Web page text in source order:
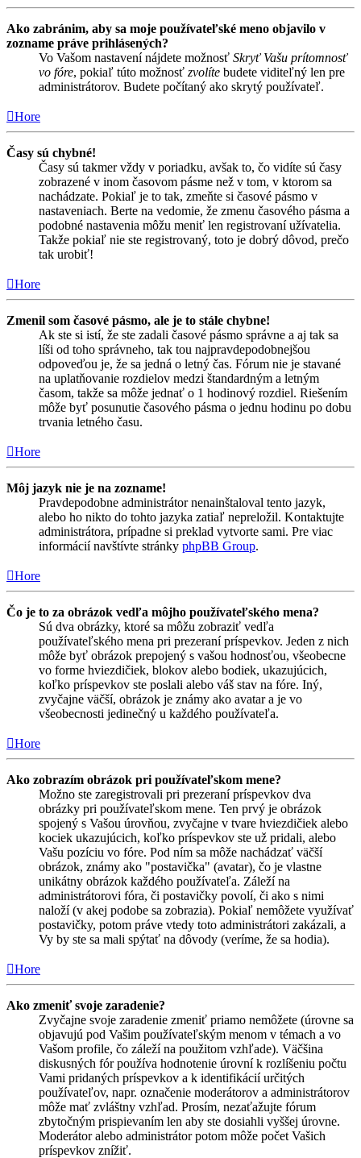
Ako zabránim, aby sa moje používateľské meno objavilo v
zozname práve prihlásených?
Vo Vašom nastavení nájdete možnosť Skryť Vašu prítomnosť
vo fóre, pokiaľ túto možnosť zvolíte budete viditeľný len pre
administrátorov. Budete počítaný ako skrytý používateľ.
Hore
Časy sú chybné!
Časy sú takmer vždy v poriadku, avšak to, čo vidíte sú časy
zobrazené v inom časovom pásme než v tom, v ktorom sa
nachádzate. Pokiaľ je to tak, zmeňte si časové pásmo v
nastaveniach. Berte na vedomie, že zmenu časového pásma a
podobné nastavenia môžu meniť len registrovaní užívatelia.
Takže pokiaľ nie ste registrovaný, toto je dobrý dôvod, prečo
tak urobiť!
Hore
Zmenil som časové pásmo, ale je to stále chybne!
Ak ste si istí, že ste zadali časové pásmo správne a aj tak sa
líši od toho správneho, tak tou najpravdepodobnejšou
odpoveďou je, že sa jedná o letný čas. Fórum nie je stavané
na uplatňovanie rozdielov medzi štandardným a letným
časom, takže sa môže jednať o 1 hodinový rozdiel. Riešením
môže byť posunutie časového pásma o jednu hodinu po dobu
trvania letného času.
Hore
Môj jazyk nie je na zozname!
Pravdepodobne administrátor nenainštaloval tento jazyk,
alebo ho nikto do tohto jazyka zatiaľ nepreložil. Kontaktujte
administrátora, prípadne si preklad vytvorte sami. Pre viac
informácií navštívte stránky phpBB Group.
Hore
Čo je to za obrázok vedľa môjho používateľského mena?
Sú dva obrázky, ktoré sa môžu zobraziť vedľa
používateľského mena pri prezeraní príspevkov. Jeden z nich
môže byť obrázok prepojený s vašou hodnosťou, všeobecne
vo forme hviezdičiek, blokov alebo bodiek, ukazujúcich,
koľko príspevkov ste poslali alebo váš stav na fóre. Iný,
zvyčajne väčší, obrázok je známy ako avatar a je vo
všeobecnosti jedinečný u každého používateľa.
Hore
Ako zobrazím obrázok pri používateľskom mene?
Možno ste zaregistrovali pri prezeraní príspevkov dva
obrázky pri používateľskom mene. Ten prvý je obrázok
spojený s Vašou úrovňou, zvyčajne v tvare hviezdičiek alebo
kociek ukazujúcich, koľko príspevkov ste už pridali, alebo
Vašu pozíciu vo fóre. Pod ním sa môže nachádzať väčší
obrázok, známy ako "postavička" (avatar), čo je vlastne
unikátny obrázok každého používateľa. Záleží na
administrátorovi fóra, či postavičky povolí, či ako s nimi
naloží (v akej podobe sa zobrazia). Pokiaľ nemôžete využívať
postavičky, potom práve vtedy toto administrátori zakázali, a
Vy by ste sa mali spýtať na dôvody (veríme, že sa hodia).
Hore
Ako zmeniť svoje zaradenie?
Zvyčajne svoje zaradenie zmeniť priamo nemôžete (úrovne sa
objavujú pod Vašim používateľským menom v témach a vo
Vašom profile, čo záleží na použitom vzhľade). Väčšina
diskusných fór používa hodnotenie úrovní k rozlíšeniu počtu
Vami pridaných príspevkov a k identifikácií určitých
používateľov, napr. označenie moderátorov a administrátorov
môže mať zvláštny vzhľad. Prosím, nezaťažujte fórum
zbytočným prispievaním len aby ste dosiahli vyššej úrovne.
Moderátor alebo administrátor potom môže počet Vašich
príspevkov znížiť.